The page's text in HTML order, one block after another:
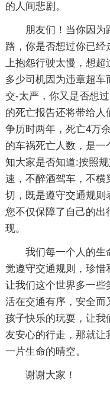
的人间悲剧。
朋友们！当你因为
路，你是否想过你已
上抱怨行驶太慢，想
多少司机因为违章超车
交-太严，你又是否想
的死亡报告还将带给
争历时两年，死亡4万
的车祸死亡人数，是
知大家是否知道:按照
速，不醉酒驾车，不横
切，既是遵守交通规则
您不仅保障了自己的出
现。
我们每一个人的生
觉遵守交通规则，珍
让我们这个世界多一些
活在交通有序，安全而
孩子快乐的玩耍，让我
友安心的行走，那就让
一片生命的晴空。
谢谢大家！